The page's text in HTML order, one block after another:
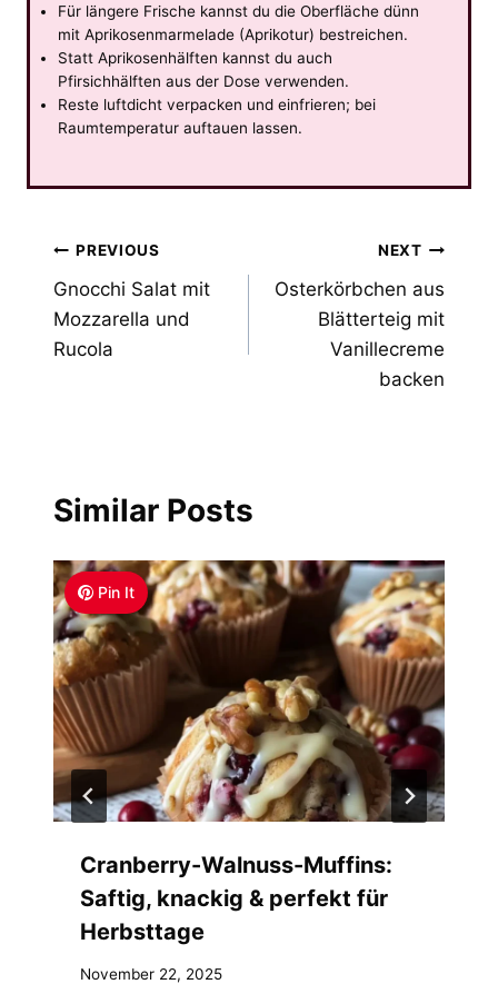
Für längere Frische kannst du die Oberfläche dünn
mit Aprikosenmarmelade (Aprikotur) bestreichen.
Statt Aprikosenhälften kannst du auch
Pfirsichhälften aus der Dose verwenden.
Reste luftdicht verpacken und einfrieren; bei
Raumtemperatur auftauen lassen.
Post
navigation
PREVIOUS
Gnocchi Salat mit
Mozzarella und
Rucola
NEXT
Osterkörbchen aus
Blätterteig mit
Vanillecreme
backen
Similar Posts
Pin It
Cranberry-Walnuss-Muffins:
Saftig, knackig & perfekt für
Herbsttage
November 22, 2025